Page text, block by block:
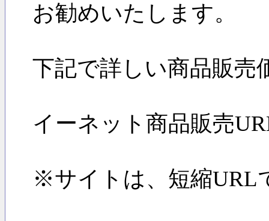
お勧めいたします。
下記で詳しい商品販売
イーネット商品販売
※サイトは、短縮URL